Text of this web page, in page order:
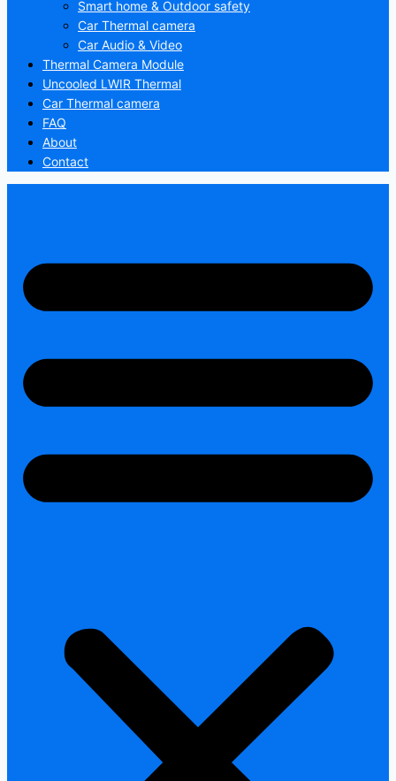
Smart home & Outdoor safety
Car Thermal camera
Car Audio & Video
Thermal Camera Module
Uncooled LWIR Thermal
Car Thermal camera
FAQ
About
Contact